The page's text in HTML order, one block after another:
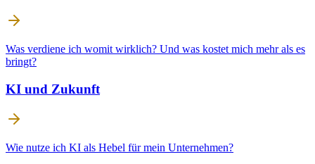
Was verdiene ich womit wirklich? Und was kostet mich mehr als es
bringt?
KI und Zukunft
Wie nutze ich KI als Hebel für mein Unternehmen?